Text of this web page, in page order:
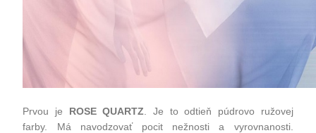
Prvou je ROSE QUARTZ . Je to odtieň púdrovo ružovej
farby. Má navodzovať pocit nežnosti a vyrovnanosti.